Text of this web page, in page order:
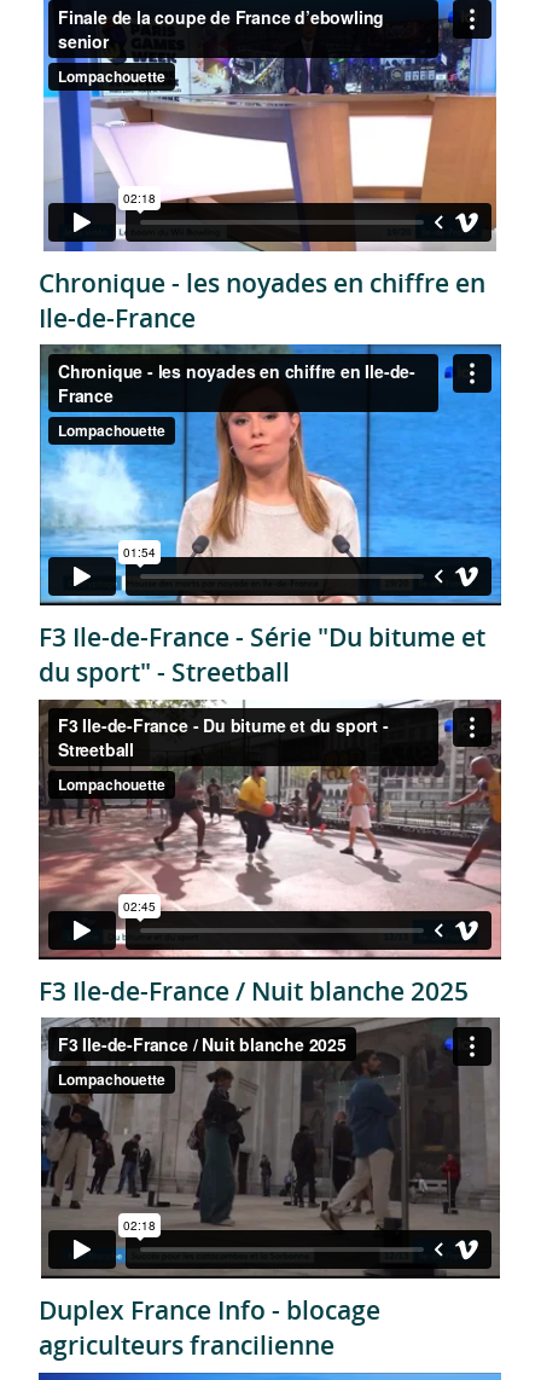
Chronique - les noyades en chiffre en
Ile-de-France
F3 Ile-de-France - Série "Du bitume et
du sport" - Streetball
F3 Ile-de-France / Nuit blanche 2025
Duplex France Info - blocage
agriculteurs francilienne